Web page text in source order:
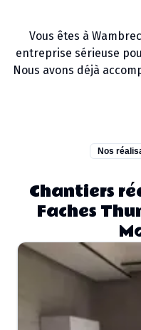
Vous êtes à
entreprise sérieuse
Nous avons déjà
Nos
Chantiers
Faches